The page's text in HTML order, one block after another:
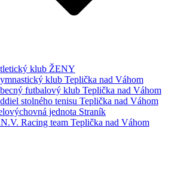
klub ŽENY
klub Teplička nad Váhom
futbalový klub Teplička nad Váhom
stolného tenisu Teplička nad Váhom
jednota Straník
Racing team Teplička nad Váhom